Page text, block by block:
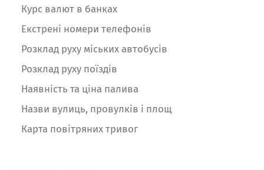
Курс валют в банках
Екстрені номери телефонів
Розклад руху міських автобусів
Розклад руху поїздів
Наявність та ціна палива
Назви вулиць, провулків і площ
Карта повітряних тривог